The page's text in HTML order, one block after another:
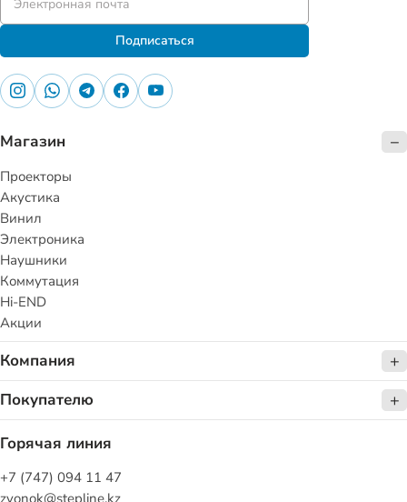
Подписаться
Магазин
Проекторы
Акустика
Винил
Электроника
Наушники
Коммутация
Hi-END
Акции
Компания
Покупателю
Горячая линия
+7 (747) 094 11 47
zvonok@stepline.kz